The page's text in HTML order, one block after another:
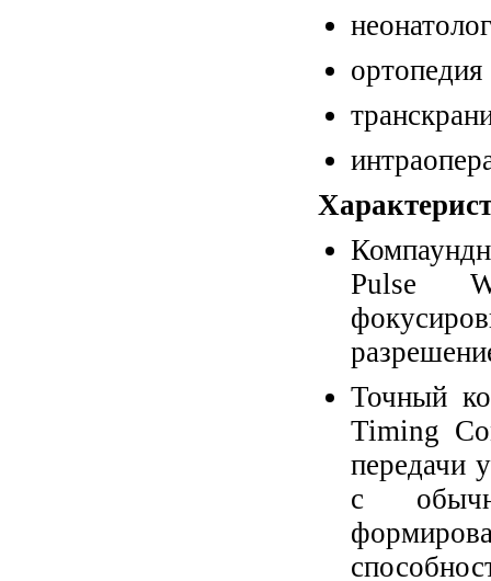
ортопедия
Pulse
Точный
Timing
передачи
с